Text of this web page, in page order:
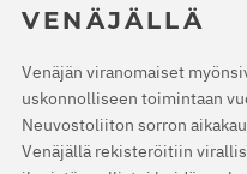
VENÄJÄLLÄ
Venäjän viranomaiset
uskonnolliseen toimintaan
Neuvostoliiton sorron
Venäjällä rekisteröitiin